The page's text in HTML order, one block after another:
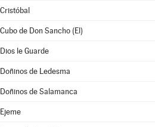
Cristóbal
Cubo de Don Sancho (El)
Dios le Guarde
Doñinos de Ledesma
Doñinos de Salamanca
Ejeme